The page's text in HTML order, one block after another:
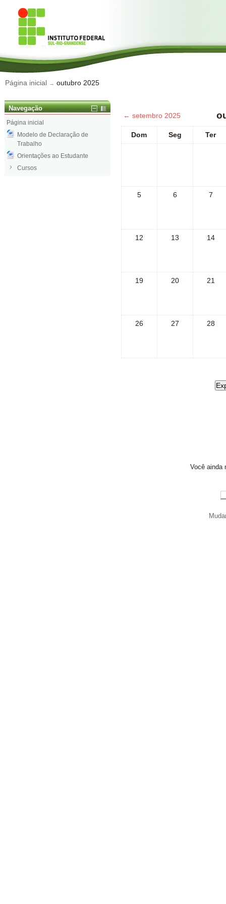
Página inicial → outubro 2025
← setembro 2025
Dom Seg Ter
5 6 7
12 13 14
19 20 21
26 27 28
Navegação
Página inicial
Modelo de Declaração de
Trabalho
Orientações ao Estudante
Cursos
Você ainda